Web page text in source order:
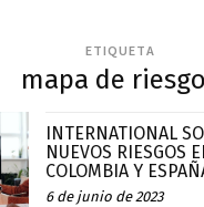
ETIQUETA
mapa de
INTERNATIONAL
NUEVOS RIESGOS
COLOMBIA Y
6 de junio de 2023